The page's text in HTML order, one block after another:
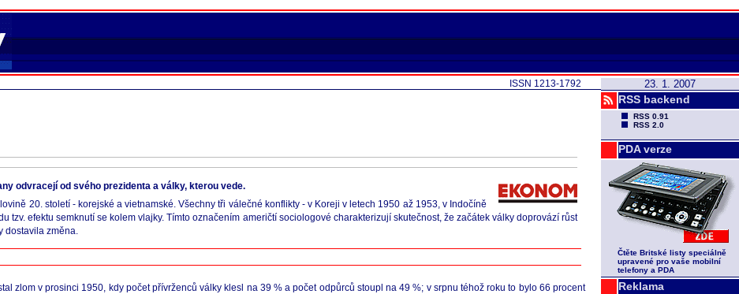
23. 1. 2007
RSS backend
RSS 0.91
RSS 2.0
PDA verze
Čtěte Britské listy speciálně
upravené pro vaše mobilní
telefony a PDA
Reklama
ISSN 1213-1792
odvracejí od svého prezidenta a války, kterou vede.
20. století - korejské a vietnamské. Všechny tři válečné konflikty - v Koreji v letech 1950 až 1953, v Indočíně
tzv. efektu semknutí se kolem vlajky. Tímto označením američtí sociologové charakterizují skutečnost, že začátek války doprovází růst
dostavila změna.
zlom v prosinci 1950, kdy počet přívrženců války klesl na 39 % a počet odpůrců stoupl na 49 %; v srpnu téhož roku to bylo 66 procent